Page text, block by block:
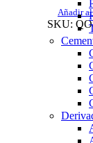
Añadir al
SKU: